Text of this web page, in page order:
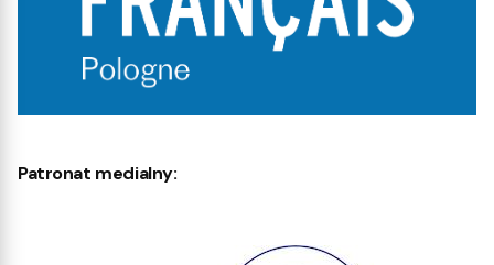
Patronat medialny: